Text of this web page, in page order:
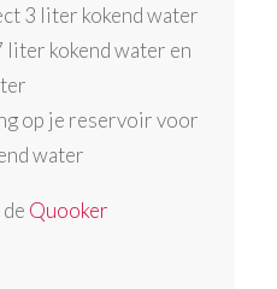
3 liter kokend water
liter kokend water en
op je reservoir voor
water
Quooker